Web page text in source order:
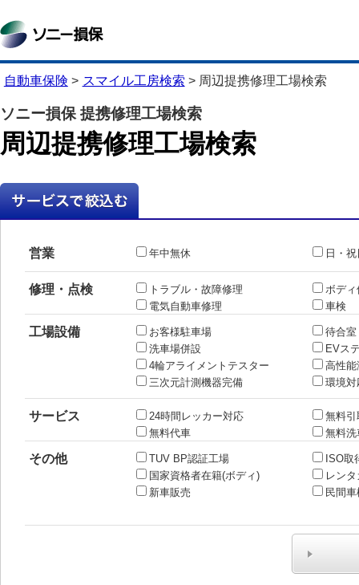
自動車保険 > スマイル工房検索 > 周辺提携修理工場検索
ソニー損保 提携修理工場検索
周辺提携修理工場検索
営業 年中無休 日・
修理・点検 トラブル・故障修理
ボディ
電気自動車修理
車検
工場設備 お客様駐車場
待合室
洗車場併設
EVス
4輪アライメントテスター
高性能
三次元計測機器完備
環境対
サービス 24時間レッカー対応
無料引
無料代車
無料洗
その他 TUV BP認証工場
ISO取
国家資格者在籍(ボディ)
レン
新車販売
民間